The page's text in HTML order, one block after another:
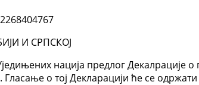
И СРПСКОЈ
нација предлог Декалрације о
о тој Декларацији ће се